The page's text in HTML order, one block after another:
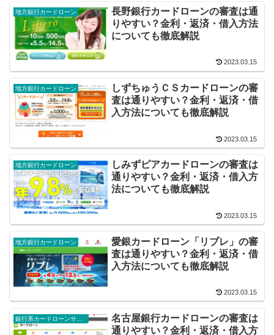
地方銀行カードローン
長野銀行カードローンの審査は通
りやすい？金利・返済・借入方法
についても徹底解説
2023.03.15
地方銀行カードローン
しずちゅうＣＳカードローンの審
査は通りやすい？金利・返済・借
入方法についても徹底解説
2023.03.15
地方銀行カードローン
しみずピアカードローンの審査は
通りやすい？金利・返済・借入方
法についても徹底解説
2023.03.15
地方銀行カードローン
愛銀カードローン「リブレ」の審
査は通りやすい？金利・返済・借
入方法についても徹底解説
2023.03.15
名古屋銀行カードローンの審査は
通りやすい？金利・返済・借入方